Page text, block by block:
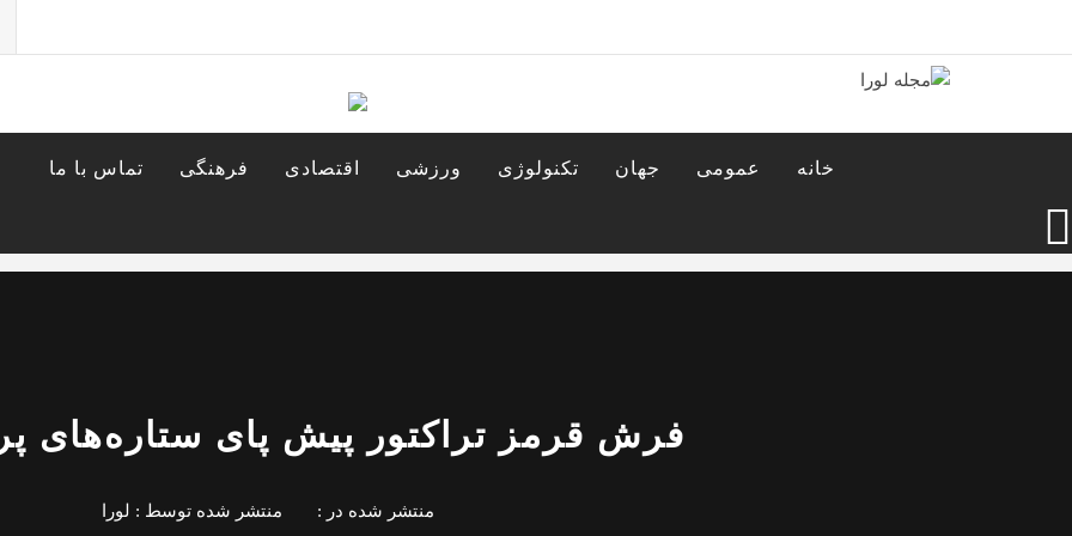
مجله لورا
خانه عمومی جهان تکنولوژی ورزشی اقتصادی فرهنگی تماس با ما
فرش قرمز تراکتور پیش پای ستاره‌های
منتشر شده در : منتشر شده توسط : لورا